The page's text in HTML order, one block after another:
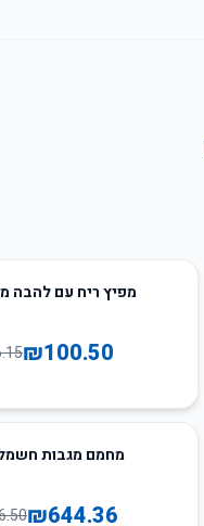
מפיץ ריח עם להבה
₪100.50
מחמם מגבות
₪644.36